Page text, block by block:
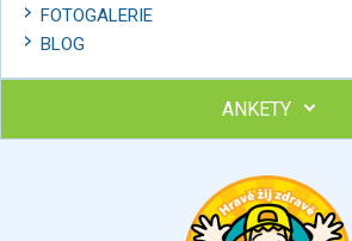
FOTOGALERIE
BLOG
ANKETY